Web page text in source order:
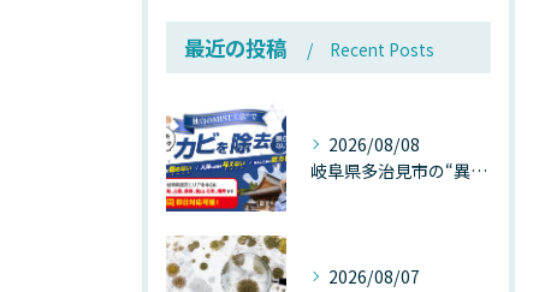
最近の投稿 Recent Posts
2026/08/08
岐阜県多治見市の“異常な高温”が建物内部を破壊する──深層カビが急増する危険な温度差の正体
2026/08/07